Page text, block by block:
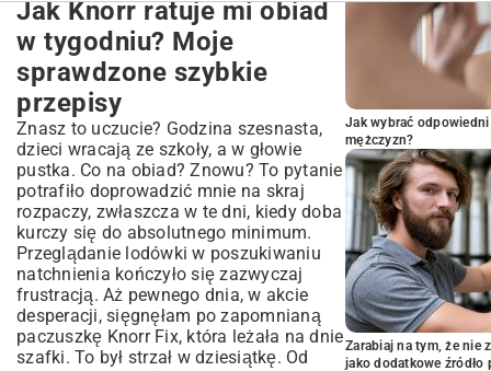
Jak Knorr ratuje mi obiad
w tygodniu? Moje
sprawdzone szybkie
przepisy
Znasz to uczucie? Godzina szesnasta,
dzieci wracają ze szkoły, a w głowie
pustka. Co na obiad? Znowu? To pytanie
potrafiło doprowadzić mnie na skraj
rozpaczy, zwłaszcza w te dni, kiedy doba
kurczy się do absolutnego minimum.
Przeglądanie lodówki w poszukiwaniu
natchnienia kończyło się zazwyczaj
frustracją. Aż pewnego dnia, w akcie
desperacji, sięgnęłam po zapomnianą
paczuszkę Knorr Fix, która leżała na dnie
szafki. To był strzał w dziesiątkę. Od
Jak wybrać
mężczyzn?
Zarabiaj na tym, że nie
jako dodatkowe